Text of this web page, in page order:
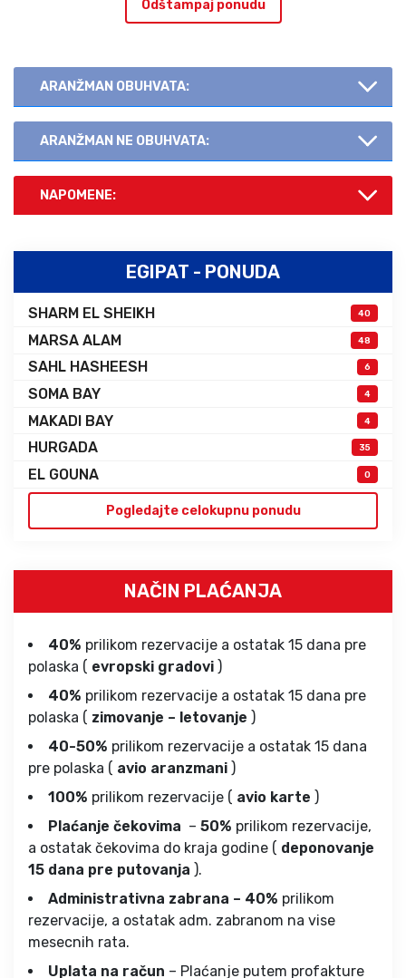
Odštampaj ponudu
ARANŽMAN OBUHVATA:
ARANŽMAN NE OBUHVATA:
NAPOMENE:
EGIPAT - PONUDA
SHARM EL SHEIKH 40
MARSA ALAM 48
SAHL HASHEESH 6
SOMA BAY 4
MAKADI BAY 4
HURGADA 35
EL GOUNA 0
Pogledajte celokupnu ponudu
NAČIN PLAĆANJA
40% prilikom rezervacije a ostatak 15 dana pre
polaska ( evropski gradovi )
40% prilikom rezervacije a ostatak 15 dana pre
polaska ( zimovanje – letovanje )
40-50% prilikom rezervacije a ostatak 15 dana
pre polaska ( avio aranzmani )
100% prilikom rezervacije ( avio karte )
Plaćanje čekovima – 50% prilikom rezervacije,
a ostatak čekovima do kraja godine ( deponovanje
15 dana pre putovanja ).
Administrativna zabrana – 40% prilikom
rezervacije, a ostatak adm. zabranom na vise
mesecnih rata.
Uplata na račun – Plaćanje putem profakture